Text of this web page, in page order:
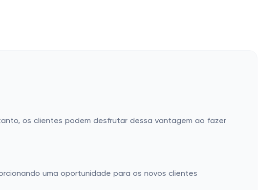
os clientes podem desfrutar dessa vantagem ao fazer
uma oportunidade para os novos clientes